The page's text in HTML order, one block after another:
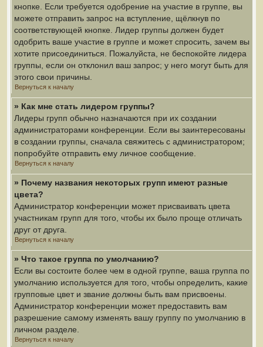
кнопке. Если требуется одобрение на участие в группе, вы
можете отправить запрос на вступление, щёлкнув по
соответствующей кнопке. Лидер группы должен будет
одобрить ваше участие в группе и может спросить, зачем вы
хотите присоединиться. Пожалуйста, не беспокойте лидера
группы, если он отклонил ваш запрос; у него могут быть для
этого свои причины.
Вернуться к началу
» Как мне стать лидером группы?
Лидеры групп обычно назначаются при их создании
администраторами конференции. Если вы заинтересованы
в создании группы, сначала свяжитесь с администратором;
попробуйте отправить ему личное сообщение.
Вернуться к началу
» Почему названия некоторых групп имеют разные
цвета?
Администратор конференции может присваивать цвета
участникам групп для того, чтобы их было проще отличать
друг от друга.
Вернуться к началу
» Что такое группа по умолчанию?
Если вы состоите более чем в одной группе, ваша группа по
умолчанию используется для того, чтобы определить, какие
групповые цвет и звание должны быть вам присвоены.
Администратор конференции может предоставить вам
разрешение самому изменять вашу группу по умолчанию в
личном разделе.
Вернуться к началу